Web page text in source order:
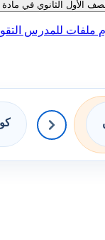
الثانوي في مادة
ملفات للمدرس